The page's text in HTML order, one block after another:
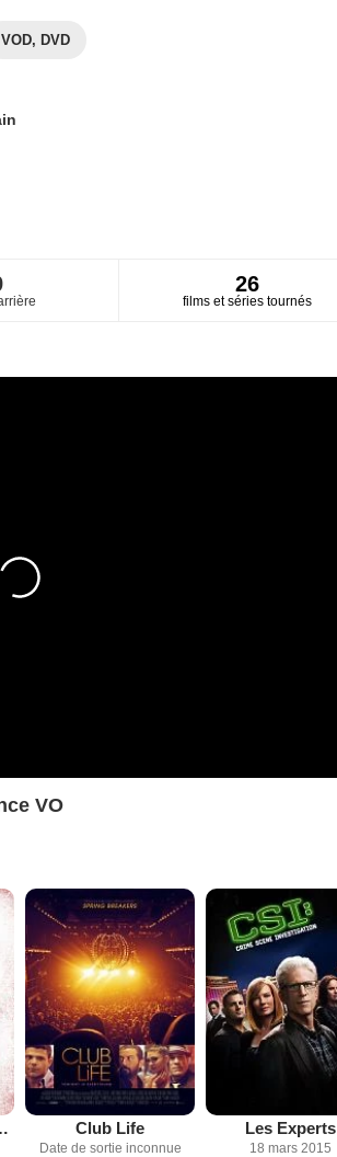
VOD, DVD
26
films et séries tournés
VO
murs Club Life
Date de sortie inconnue
Les Experts
18 mars 2015